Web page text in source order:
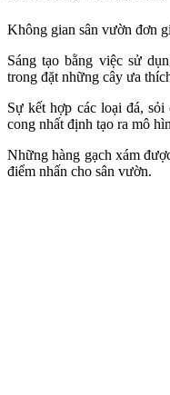
Không gian sân vườn đơn
Sáng tạo bằng việc sử
trong đặt những cây ưa
Sự kết hợp các loại đá,
cong nhất định tạo ra mô
Những hàng gạch xám
điểm nhấn cho sân vườn.